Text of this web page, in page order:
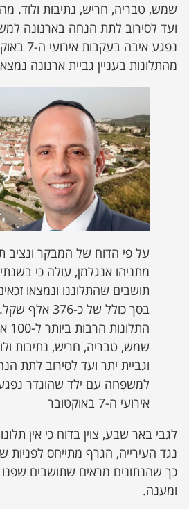
שמש, טבריה, חריש, נתיבות ולוד.
ועד לסירוב לתת הנחה בארנונה
מהתלונות בעניין גביית ארנונה
על פי הדוח של המבקר ונציב
מתניהו אנגלמן, עולה כי
תושבים שהתלוננו ונמצאו
בסך כולל של כ-
שמש, טבריה, חריש, נתיבות
וגביית יתר ועד לסירוב לתת
למשפחה עם ילד שהוגדר
אירועי ה-7 באוקטובר
לגבי באר שבע, צוין בדוח כי אין
נגד העירייה, הגרף מתייחס לפניות
כך שהנתונים מראים שתושבים שפנו
ומענה.